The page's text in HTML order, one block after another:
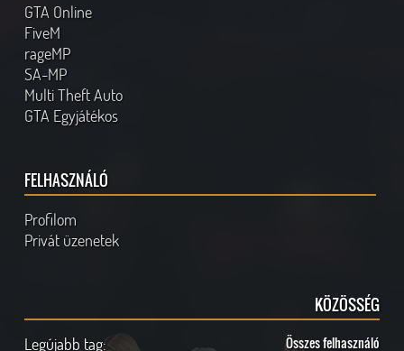
GTA Online
FiveM
rageMP
SA-MP
Multi Theft Auto
GTA Egyjátékos
FELHASZNÁLÓ
Profilom
Privát üzenetek
KÖZÖSSÉG
Legújabb tag: Összes felhasználó